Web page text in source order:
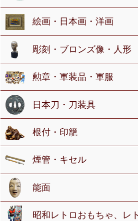
絵画・日本画・洋画
彫刻・ブロンズ像・人形
勲章・軍装品・軍服
日本刀・刀装具
根付・印籠
煙管・キセル
能面
昭和レトロおもちゃ、レ